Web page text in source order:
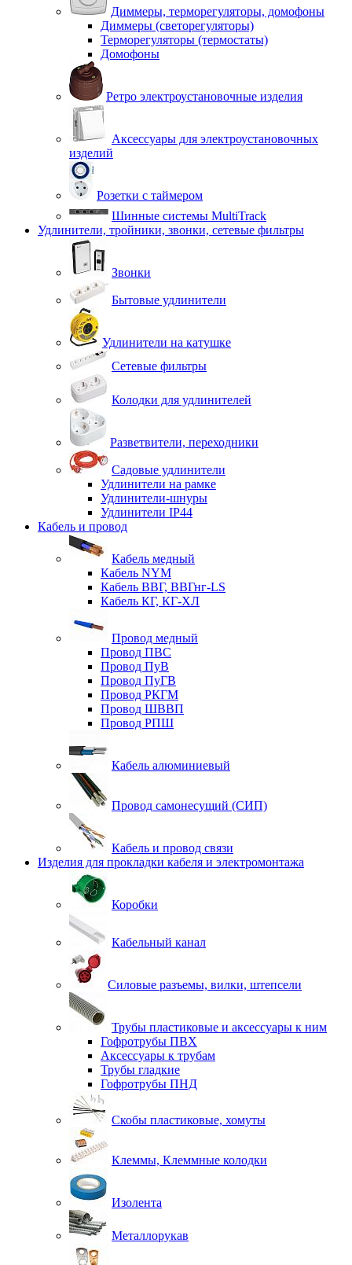
Диммеры, терморегуляторы, домофоны
Диммеры (светорегуляторы)
Терморегуляторы (термостаты)
Домофоны
Ретро электроустановочные изделия
Аксессуары для электроустановочных
изделий
Розетки с таймером
Шинные системы MultiTrack
Удлинители, тройники, звонки, сетевые фильтры
Звонки
Бытовые удлинители
Удлинители на катушке
Сетевые фильтры
Колодки для удлинителей
Разветвители, переходники
Садовые удлинители
Удлинители на рамке
Удлинители-шнуры
Удлинители IP44
Кабель и провод
Кабель медный
Кабель NYM
Кабель ВВГ, ВВГнг-LS
Кабель КГ, КГ-ХЛ
Провод медный
Провод ПВС
Провод ПуВ
Провод ПуГВ
Провод РКГМ
Провод ШВВП
Провод РПШ
Кабель алюминиевый
Провод самонесущий (СИП)
Кабель и провод связи
Изделия для прокладки кабеля и электромонтажа
Коробки
Кабельный канал
Силовые разъемы, вилки, штепсели
Трубы пластиковые и аксессуары к ним
Гофротрубы ПВХ
Аксессуары к трубам
Трубы гладкие
Гофротрубы ПНД
Скобы пластиковые, хомуты
Клеммы, Клеммные колодки
Изолента
Металлорукав